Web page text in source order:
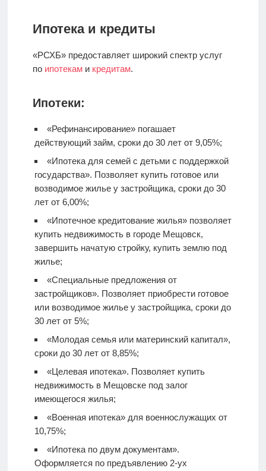
Ипотека и кредиты
«РСХБ» предоставляет широкий спектр услуг
по ипотеками кредитам.
Ипотеки:
«Рефинансирование» погашает
действующий займ, сроки до 30 лет от 9,05%;
«Ипотека для семей с детьми с поддержкой
государства». Позволяет купить готовое или
возводимое жилье у застройщика, сроки до 30
лет от 6,00%;
«Ипотечное кредитование жилья» позволяет
купить недвижимость в городе Мещовск,
завершить начатую стройку, купить землю под
жилье;
«Специальные предложения от
застройщиков». Позволяет приобрести готовое
или возводимое жилье у застройщика, сроки до
30 лет от 5%;
«Молодая семья или материнский капитал»,
сроки до 30 лет от 8,85%;
«Целевая ипотека». Позволяет купить
недвижимость в Мещовске под залог
имеющегося жилья;
«Военная ипотека» для военнослужащих от
10,75%;
«Ипотека по двум документам».
Оформляется по предъявлению 2-ух